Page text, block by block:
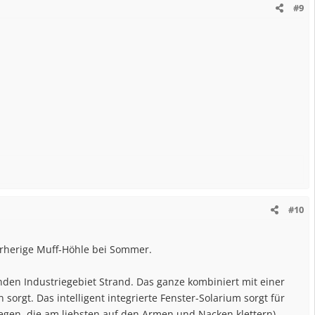
#9
#10
Muff-Höhle bei Sommer.
Industriegebiet Strand. Das ganze kombiniert mit einer
Das intelligent integrierte Fenster-Solarium sorgt für